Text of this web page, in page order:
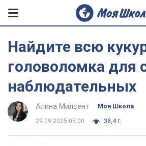
Найдите всю
головоломка для
наблюдательных
Алина Милсент Моя Школа
29.09.2025 05:00 38,4 т.